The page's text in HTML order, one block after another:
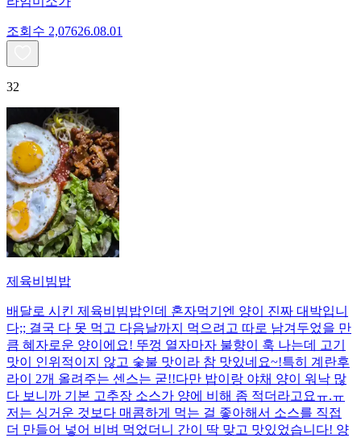
조회수 2,07626.08.01
32
제육비빔밥
배달로 시킨 제육비빔밥인데 혼자먹기엔 양이 진짜 대박입니
다;; 결국 다 못 먹고 다음날까지 먹으려고 따로 남겨두었을 만
큼 혜자로운 양이에요! 뚜껑 열자마자 불향이 훅 나는데 고기
맛이 인위적이지 않고 숯불 맛이라 참 맛있네요~!특히 계란후
라이 2개 올려주는 센스는 굳!! ​다만 밥이랑 야채 양이 워낙 많
다 보니까 기본 고추장 소스가 양에 비해 좀 적더라고요ㅠ.ㅠ
저는 싱거운 것보다 매콤하게 먹는 걸 좋아해서 소스를 직접
더 만들어 넣어 비벼 먹었더니 간이 딱 맞고 맛있었습니다! 양